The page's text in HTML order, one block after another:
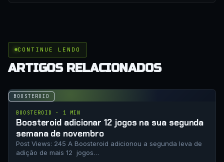
CONTINUE LENDO
ARTIGOS RELACIONADOS
BOOSTEROID
BOOSTEROID · 1 MIN
Boosteroid adicionar 12 jogos na sua segunda
semana de novembro
Post Views: 245 A Boosteroid adicionou a segunda leva de
adição de mais 12 jogos…